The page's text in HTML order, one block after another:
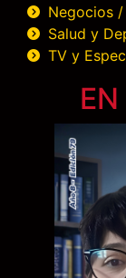
Negocios /
Salud y
TV y